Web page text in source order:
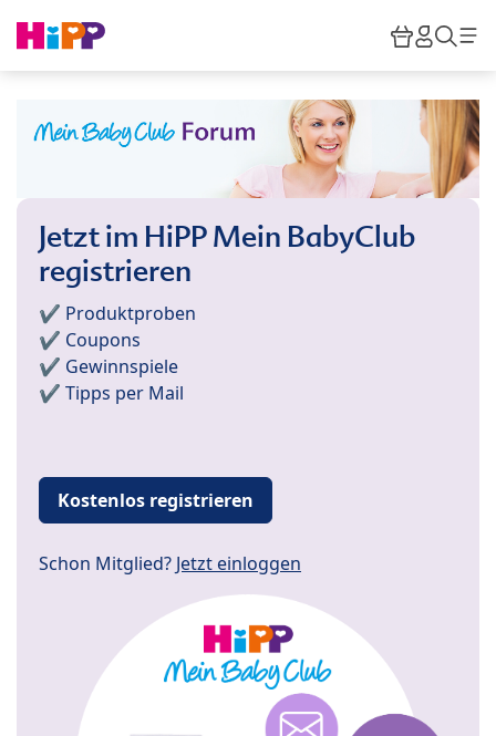
HiPP
Jetzt im HiPP Mein BabyClub
registrieren
✔️ Produktproben
✔️ Coupons
✔️ Gewinnspiele
✔️ Tipps per Mail
Kostenlos registrieren
Schon Mitglied? Jetzt einloggen